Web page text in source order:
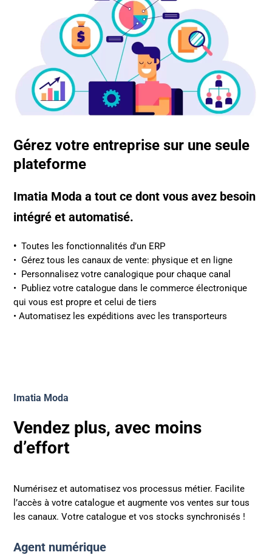
Gérez votre entreprise sur une seule
plateforme
Imatia Moda a tout ce dont vous avez besoin
intégré et automatisé.
•Toutes les fonctionnalités d’un ERP
• Gérez tous les canaux de vente: physique et en ligne
• Personnalisez votre canalogique pour chaque canal
• Publiez votre catalogue dans le commerce électronique
qui vous est propre et celui de tiers
• Automatisez les expéditions avec les transporteurs
Imatia Moda
Vendez plus, avec moins
d’effort
Numérisez et automatisez vos processus métier. Facilite
l’accès à votre catalogue et augmente vos ventes sur tous
les canaux. Votre catalogue et vos stocks synchronisés !
Agent numérique